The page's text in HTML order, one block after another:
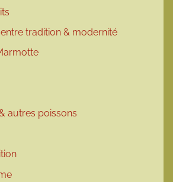
tradition & modernité
autres poissons